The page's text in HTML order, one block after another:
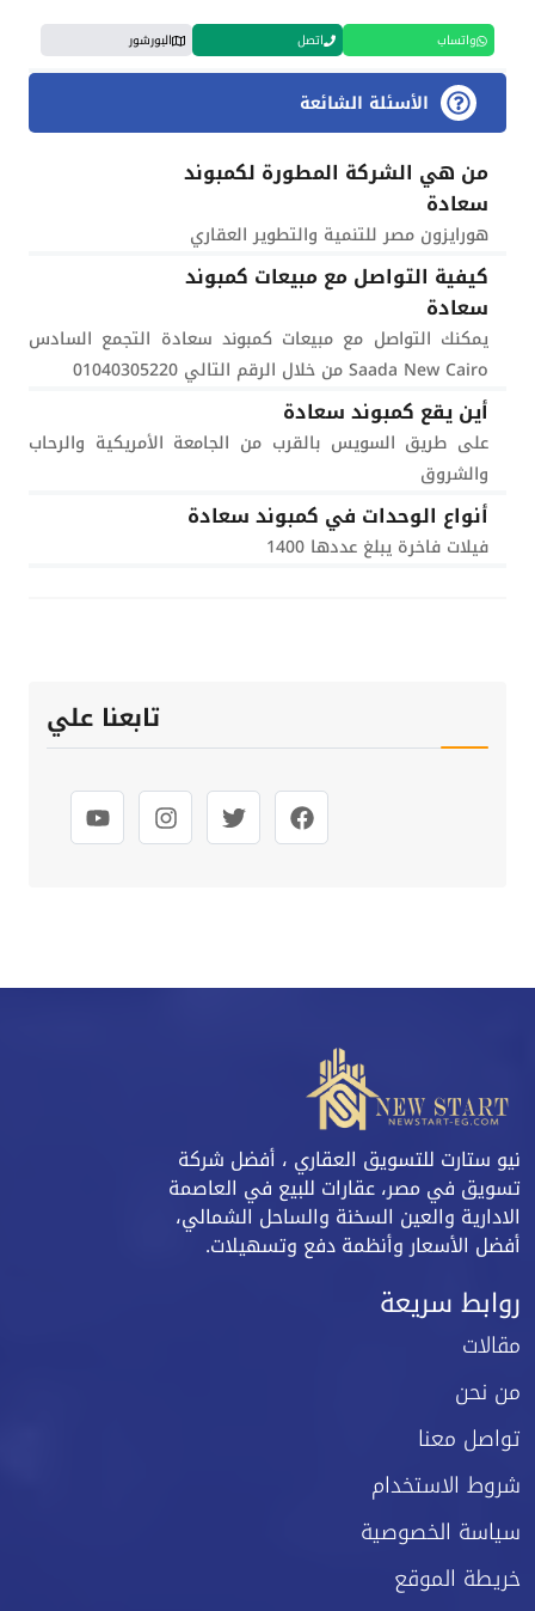
واتساب اتصل البورشور
الأسئلة الشائعة
من هي الشركة المطورة لكمبوند
سعادة
هورايزون مصر للتنمية والتطوير العقاري
كيفية التواصل مع مبيعات كمبوند
سعادة
يمكنك التواصل مع مبيعات كمبوند سعادة التجمع السادس
Saada New Cairo من خلال الرقم التالي 01040305220
أين يقع كمبوند سعادة
على طريق السويس بالقرب من الجامعة الأمريكية والرحاب
والشروق
أنواع الوحدات في كمبوند سعادة
فيلات فاخرة يبلغ عددها 1400
تابعنا علي
نيو ستارت للتسويق العقاري ، أفضل شركة
تسويق في مصر، عقارات للبيع في العاصمة
الادارية والعين السخنة والساحل الشمالي،
أفضل الأسعار وأنظمة دفع وتسهيلات.
روابط سريعة
مقالات
من نحن
تواصل معنا
شروط الاستخدام
سياسة الخصوصية
خريطة الموقع